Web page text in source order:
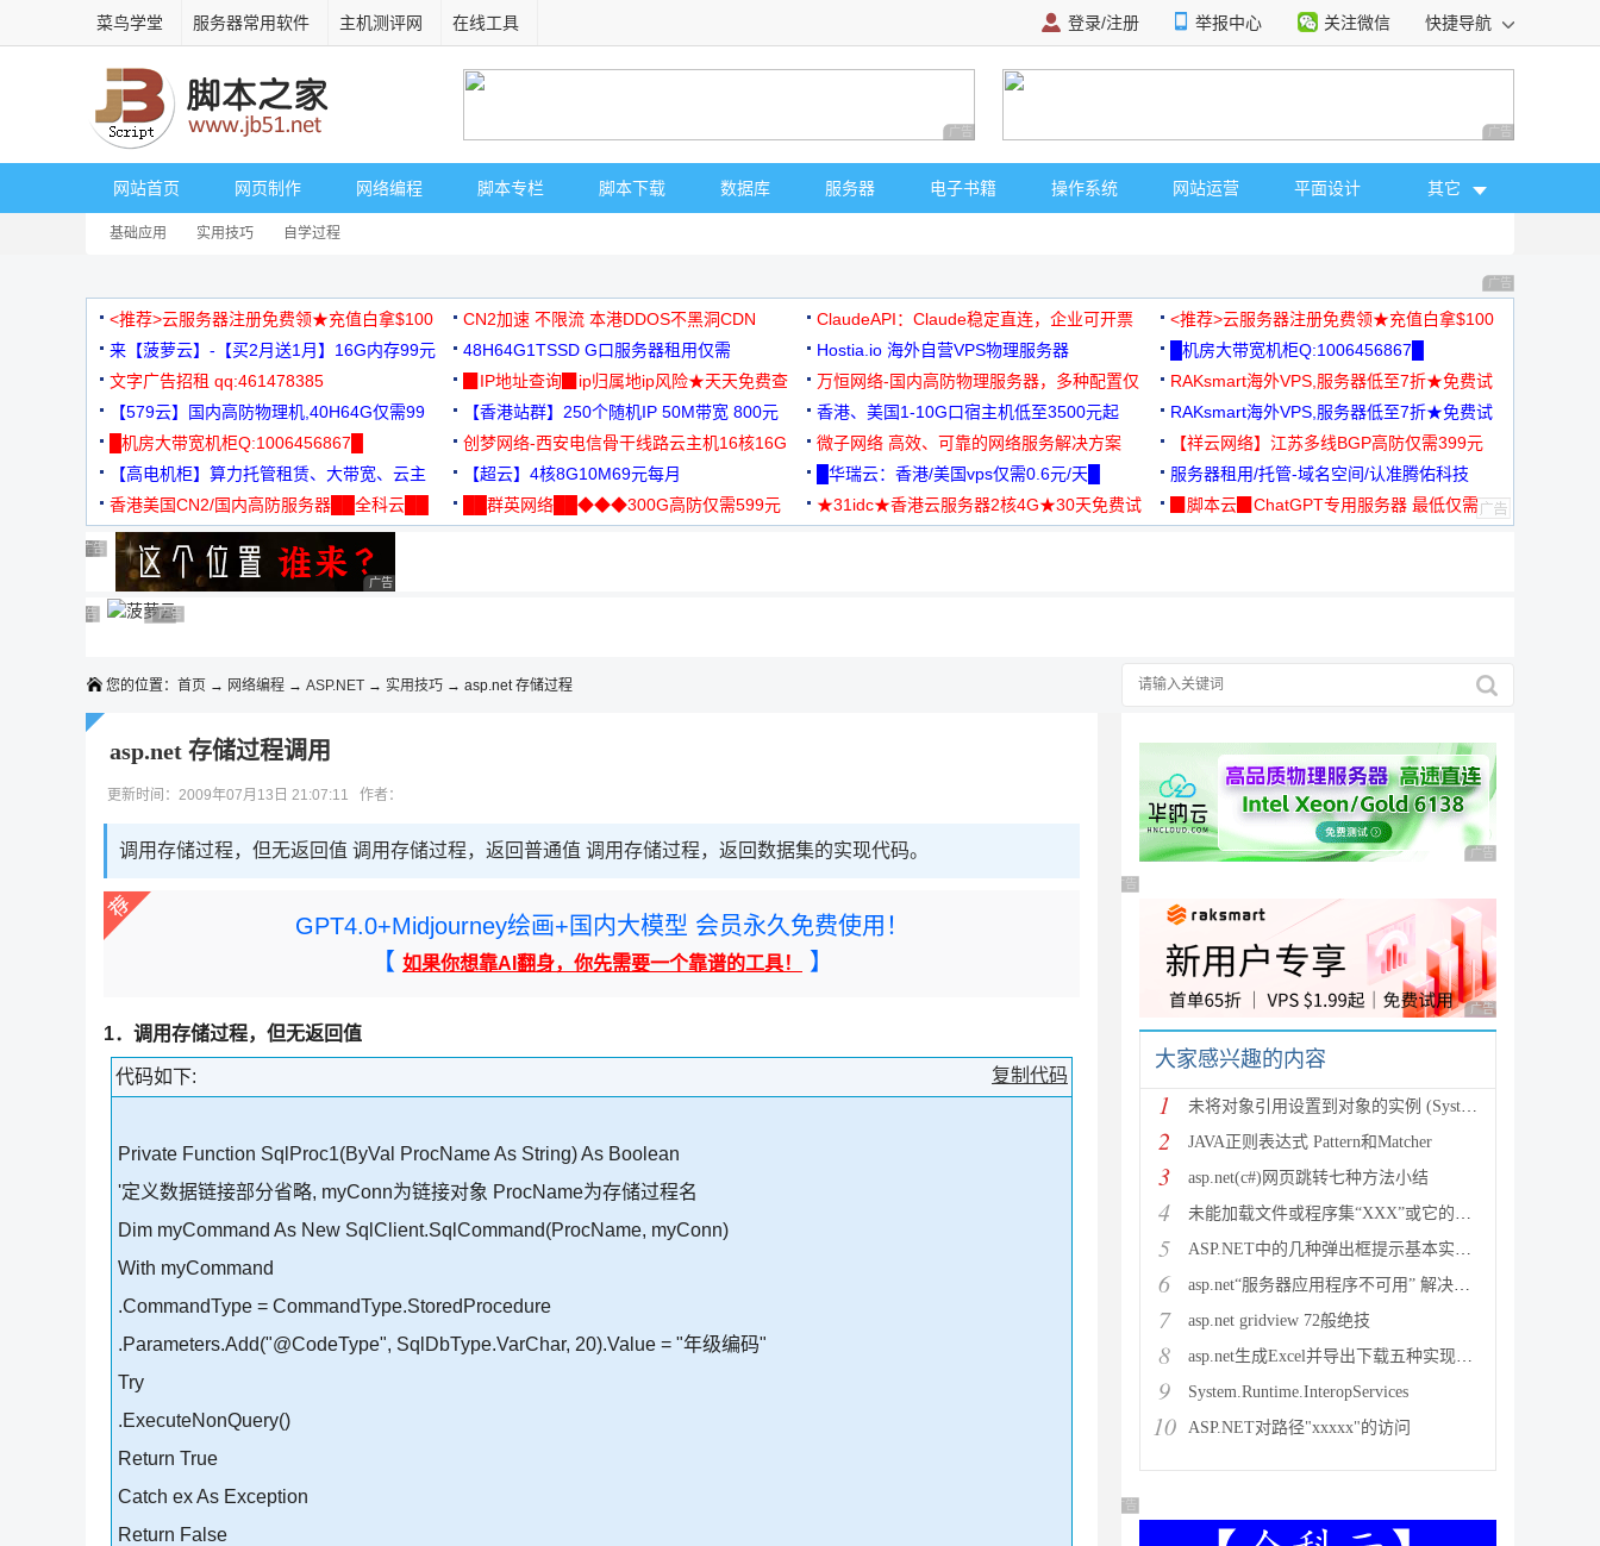
菜鸟学堂 服务器常用软件 主机测评网 在线工具 登录/注册 举报中心 关注微信 快捷导航
广告 商业广告，理性选择 广告 商业广告，理
网站首页 网页制作 网络编程 脚本专栏 脚本下载 数据库 服务器 电子书籍 操作系统 网站运营 平面设计 其它
基础应用 实用技巧 自学过程
广告 商业广告，理
<推荐>云服务器注册免费领★充值白拿$100 CN2加速 不限流 本港DDOS不黑洞CDN ClaudeAPI：Claude稳定直连，企业可开票
<推荐>云服务器注册免费领★充值白拿$100
来【菠萝云】-【买2月送1月】16G内存99元
48H64G1TSSD G口服务器租用仅需
3000+可免费测试
Hostia.io 海外自营VPS物理服务器
█机房大带宽机柜Q:1006456867█
文字广告招租 qq:461478385
▉IP地址查询▉ip归属地ip风险★天天免费查
万恒网络-国内高防物理服务器，多种配置仅
99元/月起
RAKsmart海外VPS,服务器低至7折★免费试
用★
【579云】国内高防物理机,40H64G仅需99
元
【香港站群】250个随机IP 50M带宽 800元 香港、美国1-10G口宿主机低至3500元起
RAKsmart海外VPS,服务器低至7折★免费试
用★
█机房大带宽机柜Q:1006456867█
创梦网络-西安电信骨干线路云主机16核16G
88元/月
微子网络 高效、可靠的网络服务解决方案
【祥云网络】江苏多线BGP高防仅需399元
【高电机柜】算力托管租赁、大带宽、云主
机
【超云】4核8G10M69元每月 █华瑞云：香港/美国vps仅需0.6元/天█
服务器租用/托管-域名空间/认准腾佑科技
香港美国CN2/国内高防服务器██全科云██
██群英网络██◆◆◆300G高防仅需599元
★31idc★香港云服务器2核4G★30天免费试
▉脚本云▉ChatGPT专用服务器 最低仅需
广告 商业广告，理性选择
广告 商业广告，理性选择
广告 商业广告，理性选择
广告 商业广告，理性选择
广告 商业广告，理性选择
广告 商业广告，理性选择
广告 商业广告，理性选择
广告 商业广告，理性选择广告 商业广告，理性选择
广告 商业广告，理性选择
您的位置： 首页 → 网络编程 → ASP.NET → 实用技巧 → asp.net 存储过程
asp.net 存储过程调用
更新时间：2009年07月13日 21:07:11 作者：
调用存储过程，但无返回值 调用存储过程，返回普通值 调用存储过程，返回数据集的实现代码。
GPT4.0+Midjourney绘画+国内大模型 会员永久免费使用！
【 如果你想靠AI翻身，你先需要一个靠谱的工具！ 】
1．调用存储过程，但无返回值
复制代码
代码如下:
Private Function SqlProc1(ByVal ProcName As String) As Boolean
'定义数据链接部分省略, myConn为链接对象 ProcName为存储过程名
Dim myCommand As New SqlClient.SqlCommand(ProcName, myConn)
With myCommand
.CommandType = CommandType.StoredProcedure
.Parameters.Add("@CodeType", SqlDbType.VarChar, 20).Value = "年级编码"
Try
.ExecuteNonQuery()
Return True
Catch ex As Exception
Return False
广告 商业广告，理性
广告 商业广告，理性选择
广告 商业广告，理性
大家感兴趣的内容
1 未将对象引用设置到对象的实例 (System.NullRef
2 JAVA正则表达式 Pattern和Matcher
3 asp.net(c#)网页跳转七种方法小结
4 未能加载文件或程序集“XXX”或它的某一个依赖项。试图加载格
5 ASP.NET中的几种弹出框提示基本实现方法
6 asp.net“服务器应用程序不可用” 解决方法
7 asp.net gridview 72般绝技
8 asp.net生成Excel并导出下载五种实现方法
9 System.Runtime.InteropServices
10 ASP.NET对路径"xxxxx"的访问
广告 商业广告，理性选择